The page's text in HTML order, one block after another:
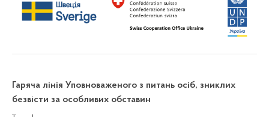
Гаряча лінія Уповноваженого з питань осіб, зниклих
безвісти за особливих обставин